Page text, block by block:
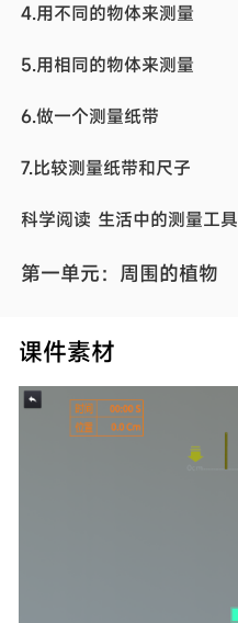
4.用不同的物体来测量
5.用相同的物体来测量
6.做一个测量纸带
7.比较测量纸带和尺子
科学阅读 生活中的测量工具
第一单元：周围的植物
3.植物长在哪里
课件素材